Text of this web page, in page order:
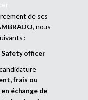
de ses
, nous
:
Safety officer
frais ou
échange de